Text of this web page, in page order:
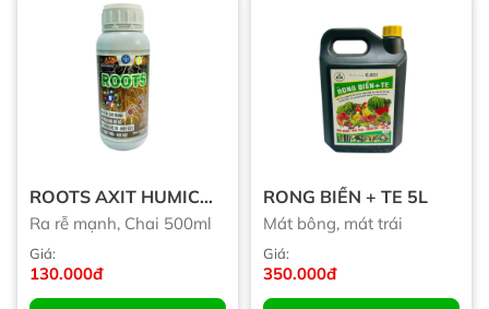
ROOTS AXIT HUMIC
(tạm Hết)
Ra rễ mạnh, Chai 500ml
Giá:
130.000đ
RONG BIỂN + TE 5L
Mát bông, mát trái
Giá:
350.000đ